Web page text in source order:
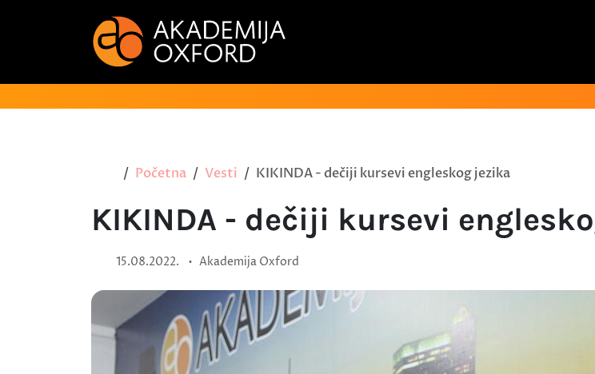
Početna Vesti KIKINDA - dečiji kursevi engleskog jezika
KIKINDA - dečiji kursevi
15.08.2022. • Akademija Oxford